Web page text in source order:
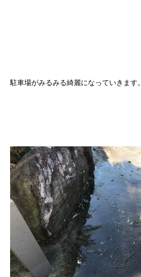
駐車場がみるみる綺麗になっていきます。